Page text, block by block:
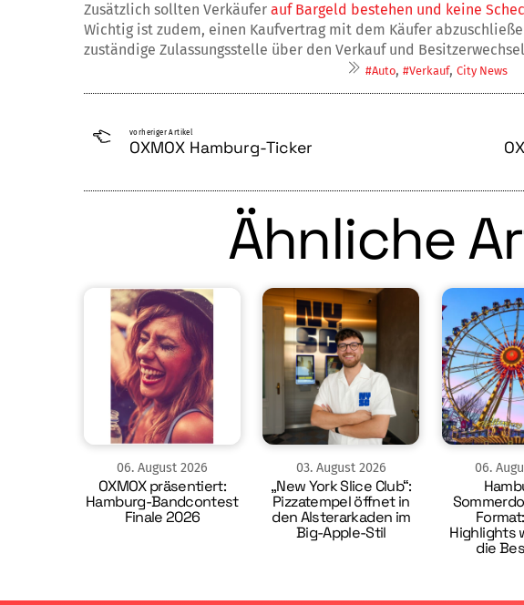
Zusätzlich sollten Verkäufer auf Bargeld bestehen und keine
Wichtig ist zudem, einen Kaufvertrag mit dem Käufer
zuständige Zulassungsstelle über den Verkauf und
#Auto,#Verkauf,City News
vorheriger Artikel
OXMOX Hamburg-Ticker
Ähnliche
06. August 2026
OXMOX präsentiert:
Hamburg-Bandcontest
Finale 2026
03. August 2026
„New York Slice Club“:
Pizzatempel öffnet in
den Alsterarkaden im
Big-Apple-Stil
06.
Highlights
die